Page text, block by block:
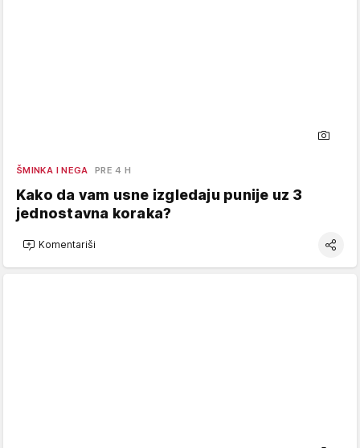
ŠMINKA I NEGA PRE 4 H
Kako da vam usne izgledaju punije uz 3
jednostavna koraka?
Komentariši